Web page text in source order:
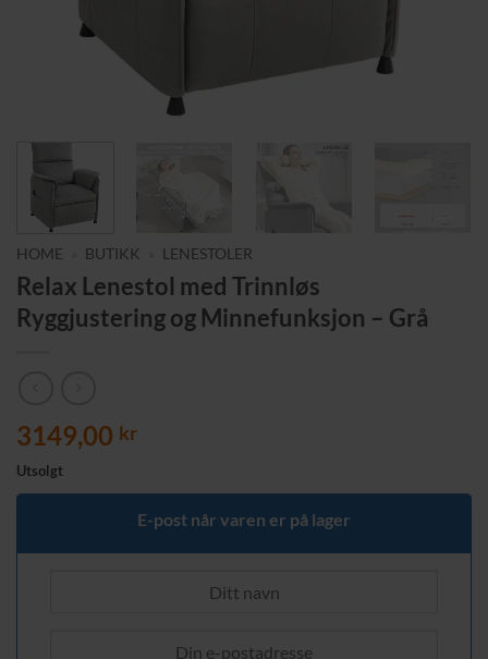
HOME BUTIKK LENESTOLER
Relax Lenestol med Trinnløs
Ryggjustering og Minnefunksjon – Grå
3149,00 kr
Utsolgt
E-post når varen er på lager